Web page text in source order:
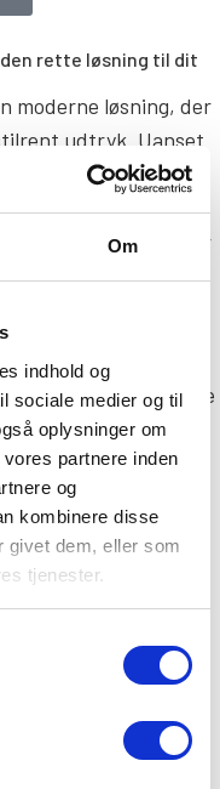
Om
indhold og
sociale medier og til
oplysninger om
partnere inden
og
kombinere disse
givet dem, eller som
tjenester.
rette løsning til dit
moderne løsning, der
udtryk. Uanset
eller en mere
muligheder for at
Overfladen er
gør hverdagen
microcement til
matcher både dine
Med
sikrer vi en
Lad os rådgive dig,
med
et